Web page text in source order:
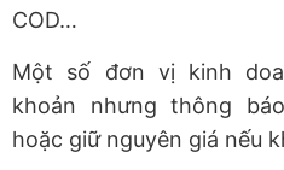
COD…
Một số đơn vị kinh
khoản nhưng thông
hoặc giữ nguyên giá nếu